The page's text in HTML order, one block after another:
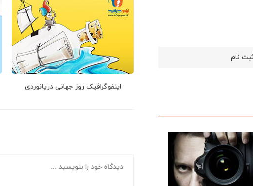
اینفوگرافیک روز جهانی دریانوردی